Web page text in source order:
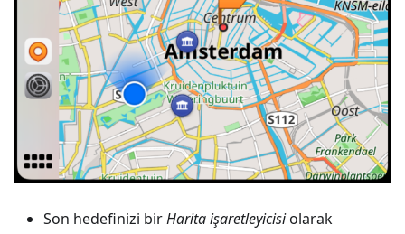
Son hedefinizi birHarita işaretleyicisiolarak